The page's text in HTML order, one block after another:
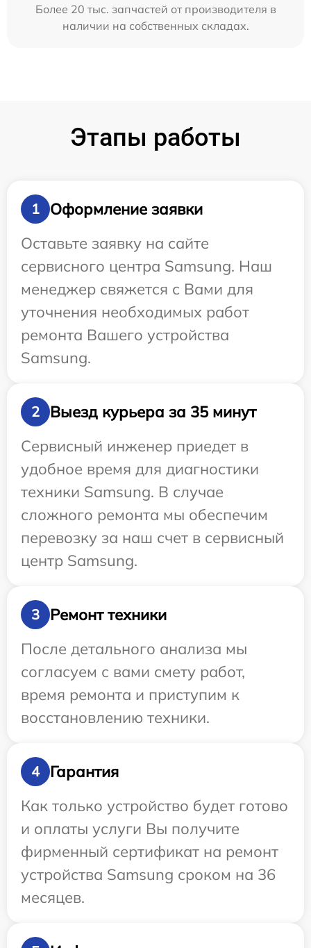
Более 20 тыс. запчастей от производителя в
наличии на собственных складах.
Этапы работы
1
Оформление заявки
Оставьте заявку на сайте
сервисного центра Samsung. Наш
менеджер свяжется с Вами для
уточнения необходимых работ
ремонта Вашего устройства
Samsung.
2
Выезд курьера за 35 минут
Сервисный инженер приедет в
удобное время для диагностики
техники Samsung. В случае
сложного ремонта мы обеспечим
перевозку за наш счет в сервисный
центр Samsung.
3
Ремонт техники
После детального анализа мы
согласуем с вами смету работ,
время ремонта и приступим к
восстановлению техники.
4
Гарантия
Как только устройство будет готово
и оплаты услуги Вы получите
фирменный сертификат на ремонт
устройства Samsung сроком на 36
месяцев.